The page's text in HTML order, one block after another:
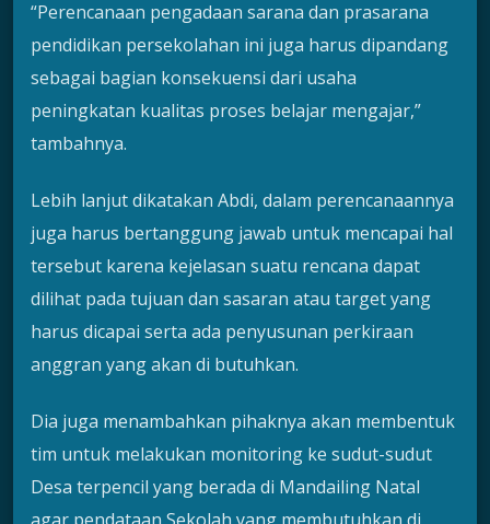
“Perencanaan pengadaan sarana dan prasarana
pendidikan persekolahan ini juga harus dipandang
sebagai bagian konsekuensi dari usaha
peningkatan kualitas proses belajar mengajar,”
tambahnya.
Lebih lanjut dikatakan Abdi, dalam perencanaannya
juga harus bertanggung jawab untuk mencapai hal
tersebut karena kejelasan suatu rencana dapat
dilihat pada tujuan dan sasaran atau target yang
harus dicapai serta ada penyusunan perkiraan
anggran yang akan di butuhkan.
Dia juga menambahkan pihaknya akan membentuk
tim untuk melakukan monitoring ke sudut-sudut
Desa terpencil yang berada di Mandailing Natal